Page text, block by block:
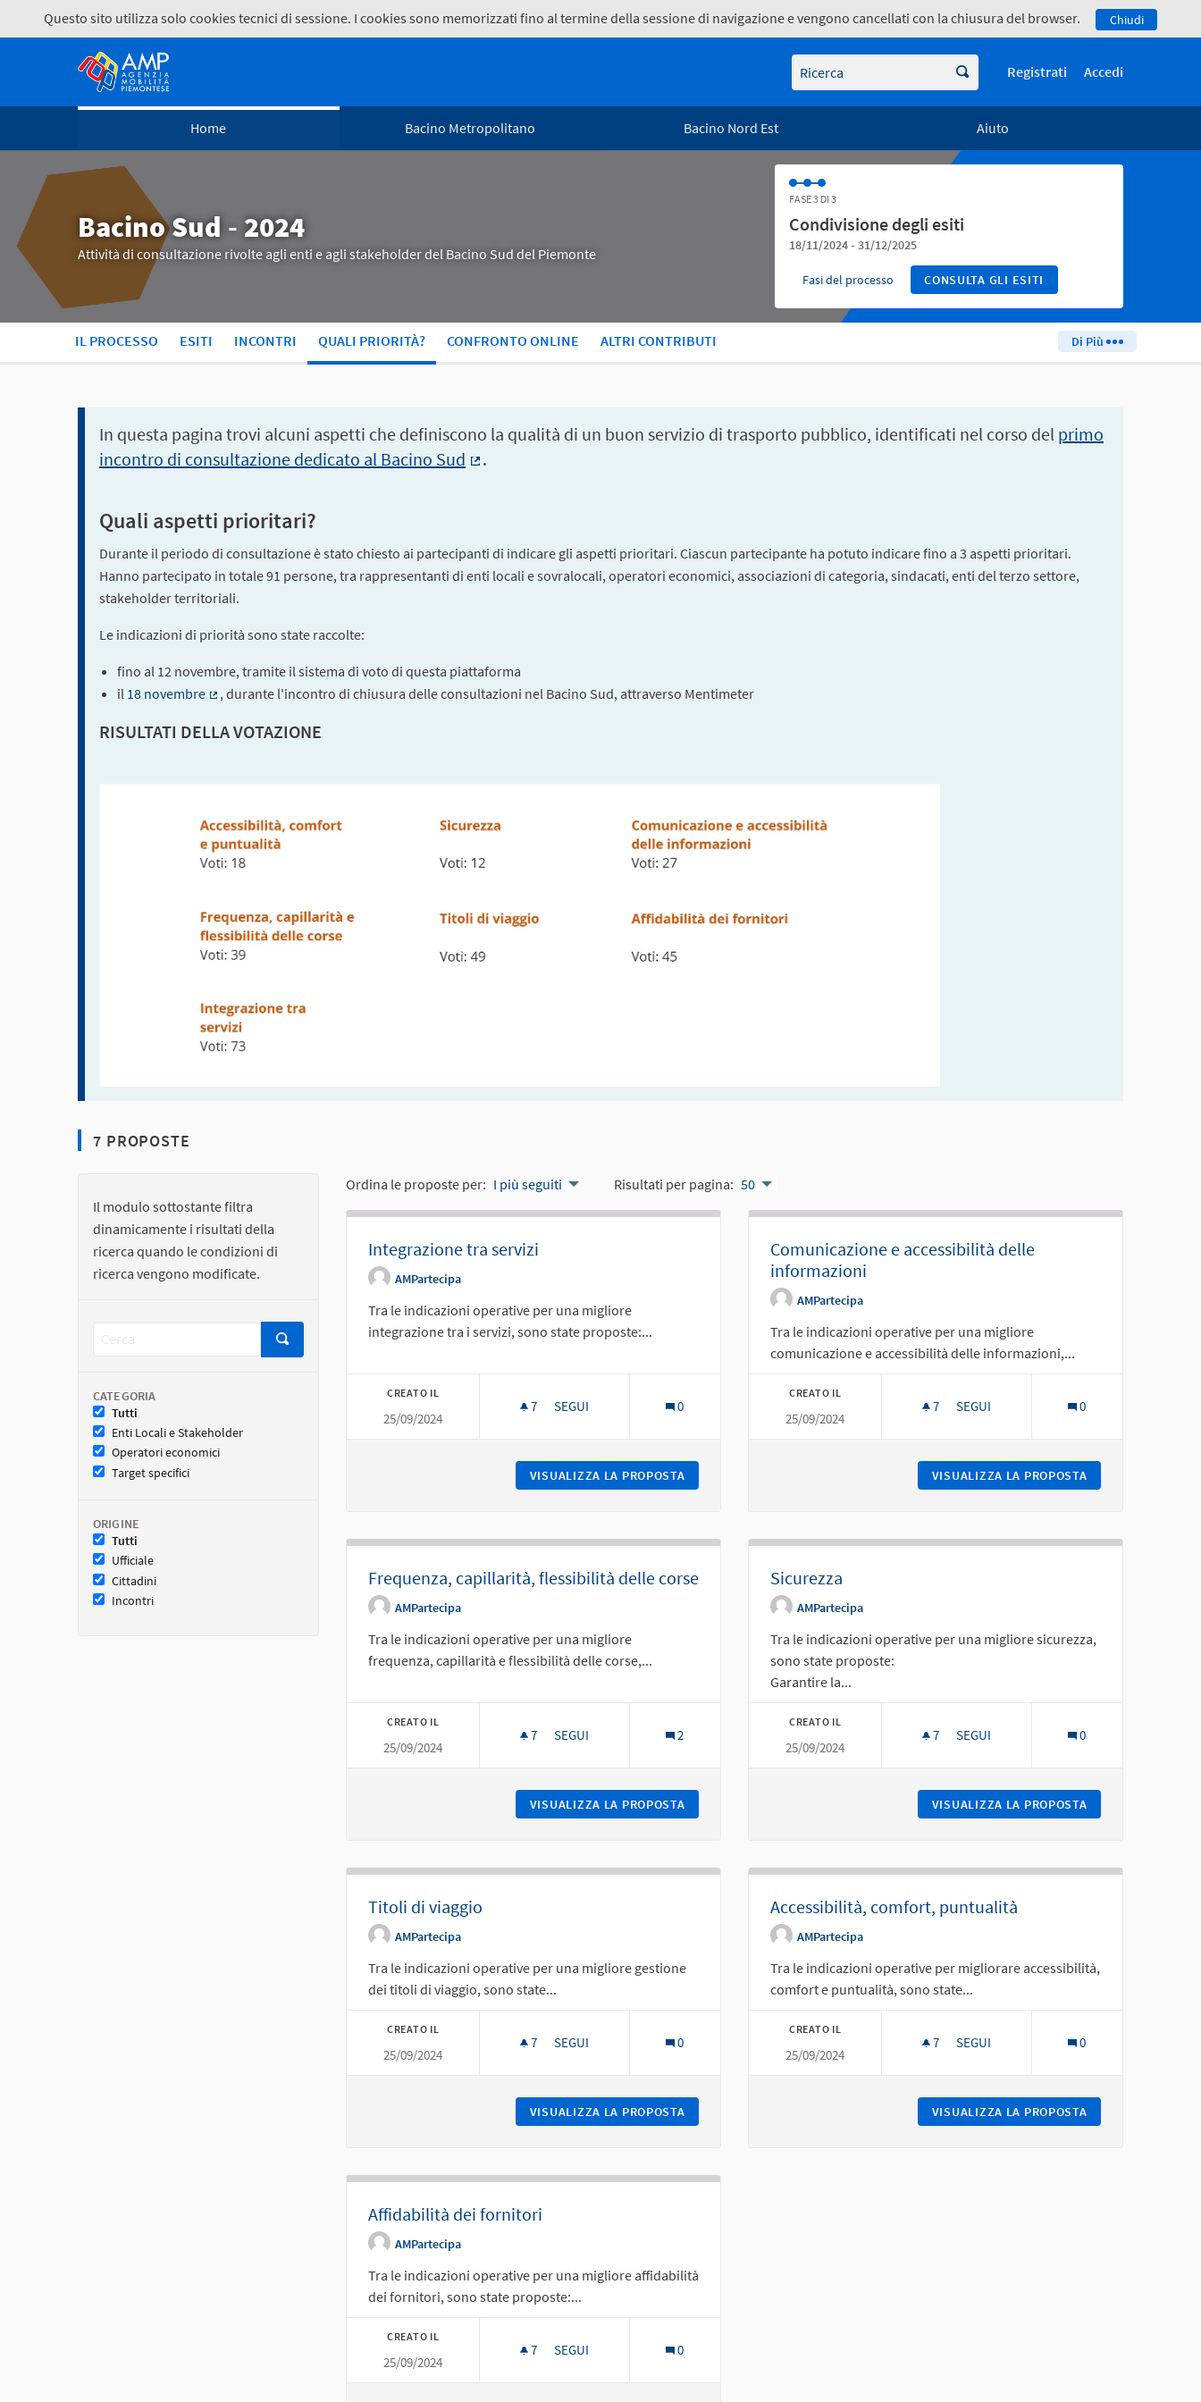
Questo sito utilizza solo cookies tecnici di sessione. I cookies sono memorizzati fino al termine della sessione di navigazione e vengono cancellati con la chiusura del browser. Chiudi
Ricerca Registrati Accedi
Home Bacino Metropolitano Bacino Nord Est Aiuto
Bacino Sud - 2024
Attività di consultazione rivolte agli enti e agli stakeholder del Bacino Sud del Piemonte
FASE 3 DI 3
Condivisione degli esiti
18/11/2024 - 31/12/2025
Fasi del processo CONSULTA GLI ESITI
IL PROCESSO ESITI INCONTRI QUALI PRIORITÀ? CONFRONTO ONLINE ALTRI CONTRIBUTI Di Più
In questa pagina trovi alcuni aspetti che definiscono la qualità di un buon servizio di trasporto pubblico, identificati nel corso del primo
incontro di consultazione dedicato al Bacino Sud
.
Quali aspetti prioritari?
Durante il periodo di consultazione è stato chiesto ai partecipanti di indicare gli aspetti prioritari. Ciascun partecipante ha potuto indicare fino a 3 aspetti prioritari.
Hanno partecipato in totale 91 persone, tra rappresentanti di enti locali e sovralocali, operatori economici, associazioni di categoria, sindacati, enti del terzo settore,
stakeholder territoriali.
Le indicazioni di priorità sono state raccolte:
fino al 12 novembre, tramite il sistema di voto di questa piattaforma
il 18 novembre
, durante l'incontro di chiusura delle consultazioni nel Bacino Sud, attraverso Mentimeter
RISULTATI DELLA VOTAZIONE
7 PROPOSTE
Il modulo sottostante filtra
dinamicamente i risultati della
ricerca quando le condizioni di
ricerca vengono modificate.
CATEGORIA
Tutti
Enti Locali e Stakeholder
Operatori economici
Target specifici
ORIGINE
Tutti
Ufficiale
Cittadini
Incontri
Ordina le proposte per: I più seguiti Risultati per pagina: 50
Integrazione tra servizi
AMPartecipa
Tra le indicazioni operative per una migliore
integrazione tra i servizi, sono state proposte:...
CREATO IL
25/09/2024
7 7 SOSTENITORI
SEGUI 0
VISUALIZZA LA PROPOSTA
Comunicazione e accessibilità delle
informazioni
AMPartecipa
Tra le indicazioni operative per una migliore
comunicazione e accessibilità delle informazioni,...
CREATO IL
25/09/2024
7 7 SOSTENITORI
SEGUI 0
VISUALIZZA LA PROPOSTA
Frequenza, capillarità, flessibilità delle corse
AMPartecipa
Tra le indicazioni operative per una migliore
frequenza, capillarità e flessibilità delle corse,...
CREATO IL
25/09/2024
7 7 SOSTENITORI
SEGUI
FREQUENZA, CAPILLARITÀ, FLESSIBILITÀ DELLE CORSE
2
VISUALIZZA LA PROPOSTA FREQUENZA, CAPILLARITÀ, FLESSIBILITÀ DELLE CORSE
Sicurezza
AMPartecipa
Tra le indicazioni operative per una migliore sicurezza,
sono state proposte:
Garantire la...
CREATO IL
25/09/2024
7 7 SOSTENITORI
SEGUI 0
VISUALIZZA LA PROPOSTA
Titoli di viaggio
AMPartecipa
Tra le indicazioni operative per una migliore gestione
dei titoli di viaggio, sono state...
CREATO IL
25/09/2024
7 7 SOSTENITORI
SEGUI 0
VISUALIZZA LA PROPOSTA
Accessibilità, comfort, puntualità
AMPartecipa
Tra le indicazioni operative per migliorare accessibilità,
comfort e puntualità, sono state...
CREATO IL
25/09/2024
7 7 SOSTENITORI
SEGUI 0
VISUALIZZA LA PROPOSTA
Affidabilità dei fornitori
AMPartecipa
Tra le indicazioni operative per una migliore affidabilità
dei fornitori, sono state proposte:...
CREATO IL
25/09/2024
7 7 SOSTENITORI
SEGUI 0